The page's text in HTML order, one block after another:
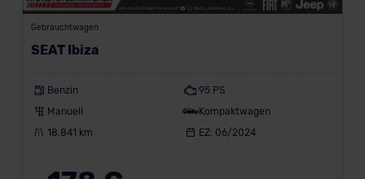
Gebrauchtwagen
SEAT Ibiza
Benzin
95 PS
Manuell
Kompaktwagen
18.841 km
EZ: 06/2024